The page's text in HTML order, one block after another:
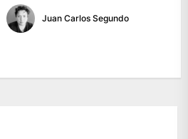
Juan Carlos Segundo